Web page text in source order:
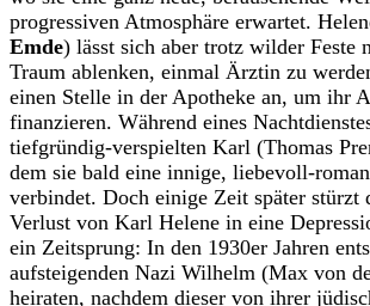
progressiven Atmosphäre erwartet.
Emde) lässt sich aber trotz wilder Feste
Traum ablenken, einmal Ärztin zu
einen Stelle in der Apotheke an, um ihr
finanzieren. Während eines
tiefgründig-verspielten Karl (Thomas
dem sie bald eine innige, liebevoll-
verbindet. Doch einige Zeit später stürzt
Verlust von Karl Helene in eine
ein Zeitsprung: In den 1930er Jahren
aufsteigenden Nazi Wilhelm (Max von
heiraten, nachdem dieser von ihrer